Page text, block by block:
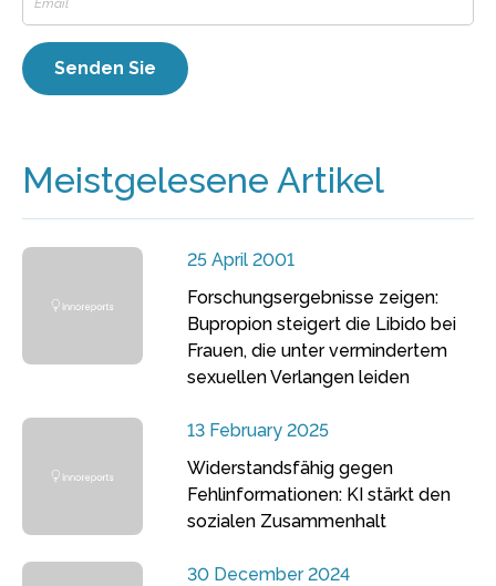
Meistgelesene Artikel
25 April 2001
Forschungsergebnisse zeigen:
Bupropion steigert die Libido bei
Frauen, die unter vermindertem
sexuellen Verlangen leiden
13 February 2025
Widerstandsfähig gegen
Fehlinformationen: KI stärkt den
sozialen Zusammenhalt
30 December 2024